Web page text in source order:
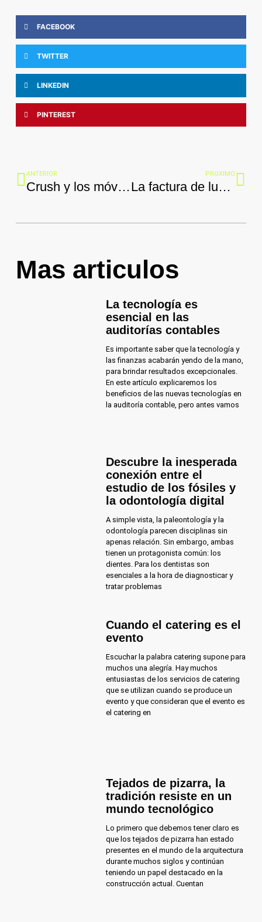
FACEBOOK
TWITTER
LINKEDIN
PINTEREST
ANTERIOR
Crush y los móviles
PROXIMO
La factura de luz por las nubes
Mas articulos
La tecnología es
esencial en las
auditorías contables
Es importante saber que la tecnología y
las finanzas acabarán yendo de la mano,
para brindar resultados excepcionales.
En este artículo explicaremos los
beneficios de las nuevas tecnologías en
la auditoría contable, pero antes vamos
Descubre la inesperada
conexión entre el
estudio de los fósiles y
la odontología digital
A simple vista, la paleontología y la
odontología parecen disciplinas sin
apenas relación. Sin embargo, ambas
tienen un protagonista común: los
dientes. Para los dentistas son
esenciales a la hora de diagnosticar y
tratar problemas
Cuando el catering es el
evento
Escuchar la palabra catering supone para
muchos una alegría. Hay muchos
entusiastas de los servicios de catering
que se utilizan cuando se produce un
evento y que consideran que el evento es
el catering en
Tejados de pizarra, la
tradición resiste en un
mundo tecnológico
Lo primero que debemos tener claro es
que los tejados de pizarra han estado
presentes en el mundo de la arquitectura
durante muchos siglos y continúan
teniendo un papel destacado en la
construcción actual. Cuentan